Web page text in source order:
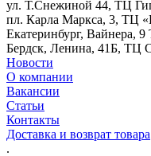
ул. Т.Снежиной 44, ТЦ
пл. Карла Маркса, 3, ТЦ
Екатеринбург, Вайнера,
Бердск, Ленина, 41Б, ТЦ
Новости
О компании
Вакансии
Статьи
Контакты
Доставка и возврат товара
.